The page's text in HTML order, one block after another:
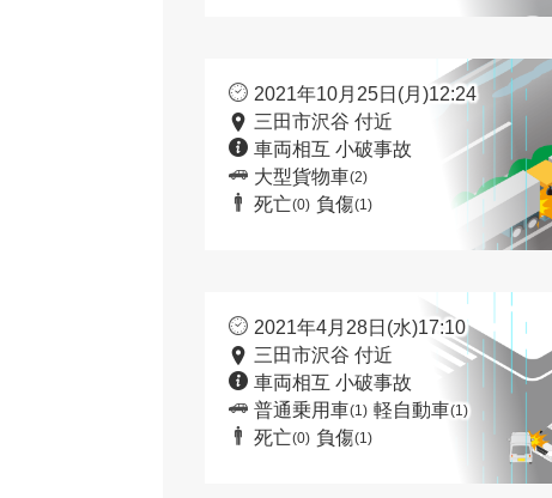
2021年10月25日(月)12:24
三田市沢谷 付近
車両相互 小破事故
大型貨物車(2)
死亡(0) 負傷(1)
2021年4月28日(水)17:10
三田市沢谷 付近
車両相互 小破事故
普通乗用車(1) 軽自動車(1)
死亡(0) 負傷(1)